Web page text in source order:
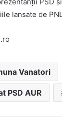
PSD
lansate de
Vanatori
PSD AUR